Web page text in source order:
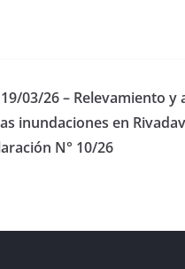
03/26 – Relevamiento y
inundaciones en
N° 10/26